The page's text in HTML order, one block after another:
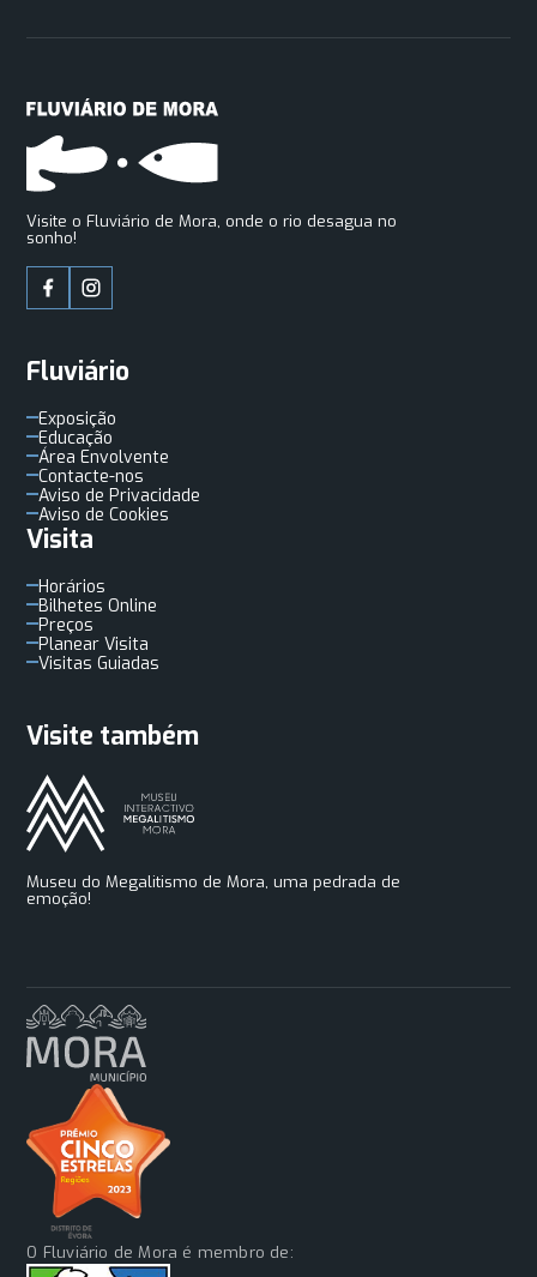
Visite o Fluviário de Mora, onde o rio desagua no
sonho!
Fluviário
Exposição
Educação
Área Envolvente
Contacte-nos
Aviso de Privacidade
Aviso de Cookies
Visita
Horários
Bilhetes Online
Preços
Planear Visita
Visitas Guiadas
Visite também
Museu do Megalitismo de Mora, uma pedrada de
emoção!
O Fluviário de Mora é membro de: